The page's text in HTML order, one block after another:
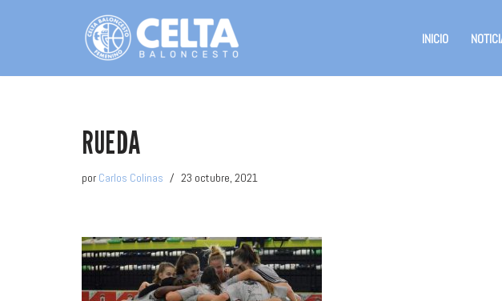
INICIO
RUEDA
por Carlos Colinas 23 octubre, 2021